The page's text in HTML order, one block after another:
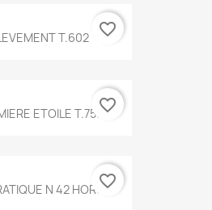
T.602 favorite_border
ETOILE T.755favorite_border
N 42 HORS...
favorite_border